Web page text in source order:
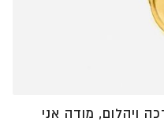
ויהלום, מודה אני